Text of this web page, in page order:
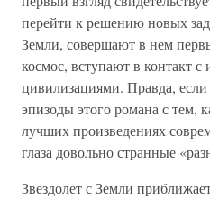
перейти к решению новых
Земли, совершают в нем
космос, вступают в контакт
цивилизациями. Правда,
эпизоды этого романа с тем,
лучших произведениях
глаза довольно странные
Звездолет с Земли